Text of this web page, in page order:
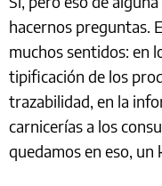
hacernos preguntas.
muchos sentidos: en
tipificación de los
trazabilidad, en la
carnicerías a los
quedamos en eso, un